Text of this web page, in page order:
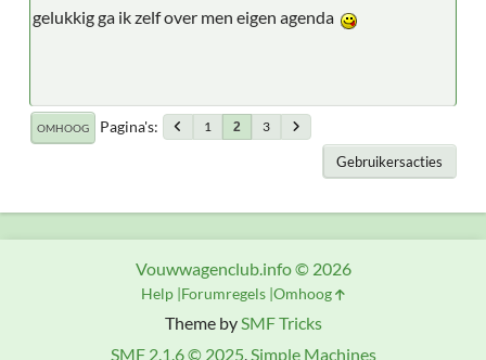
gelukkig ga ik zelf over men eigen agenda
OMHOOG Pagina's 1 2 3
Gebruikersacties
Theme bySMF Tricks
SMF 2.1.6 © 2025,Simple Machines
Vouwwagenclub.info © 2026
Help Forumregels Omhoog